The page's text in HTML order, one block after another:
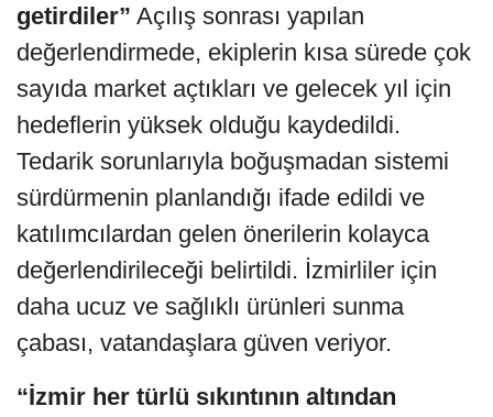
getirdiler” Açılış sonrası yapılan
değerlendirmede, ekiplerin kısa sürede çok
sayıda market açtıkları ve gelecek yıl için
hedeflerin yüksek olduğu kaydedildi.
Tedarik sorunlarıyla boğuşmadan sistemi
sürdürmenin planlandığı ifade edildi ve
katılımcılardan gelen önerilerin kolayca
değerlendirileceği belirtildi. İzmirliler için
daha ucuz ve sağlıklı ürünleri sunma
çabası, vatandaşlara güven veriyor.
“İzmir her türlü sıkıntının altından